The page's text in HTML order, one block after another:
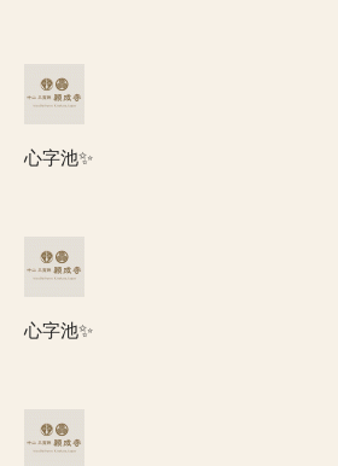
心字池✨
心字池✨